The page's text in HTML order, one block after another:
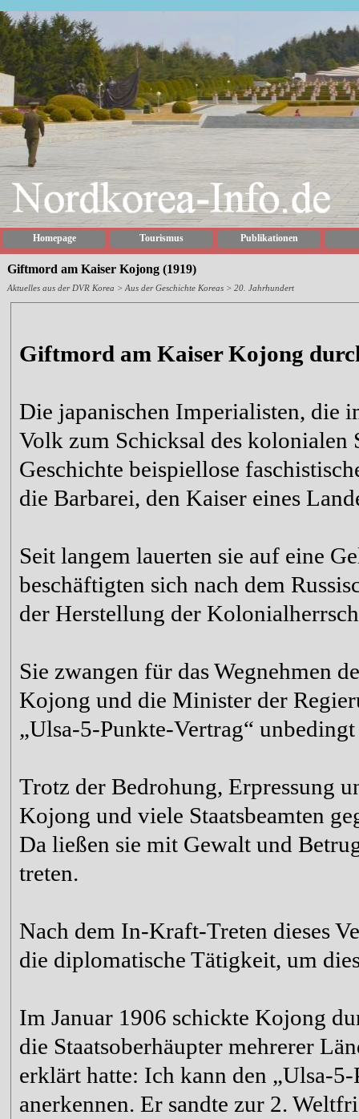
Homepage Tourismus Publikationen
Giftmord am Kaiser Kojong (1919)
Aktuelles aus der DVR Korea > Aus der Geschichte Koreas > 20. Jahrhundert
Giftmord am Kaiser Kojong
Die japanischen Imperialisten, die
Volk zum Schicksal des kolonialen
Geschichte beispiellose
die Barbarei, den Kaiser eines
Seit langem lauerten sie auf eine
beschäftigten sich nach dem
der Herstellung der
Sie zwangen für das Wegnehmen
Kojong und die Minister der
„Ulsa-5-Punkte-Vertrag“
Trotz der Bedrohung, Erpressung
Kojong und viele Staatsbeamten
Da ließen sie mit Gewalt und
treten.
Nach dem In-Kraft-Treten dieses
die diplomatische Tätigkeit, um
Im Januar 1906 schickte Kojong
die Staatsoberhäupter mehrerer
erklärt hatte: Ich kann den „Ulsa-
anerkennen. Er sandte zur 2.